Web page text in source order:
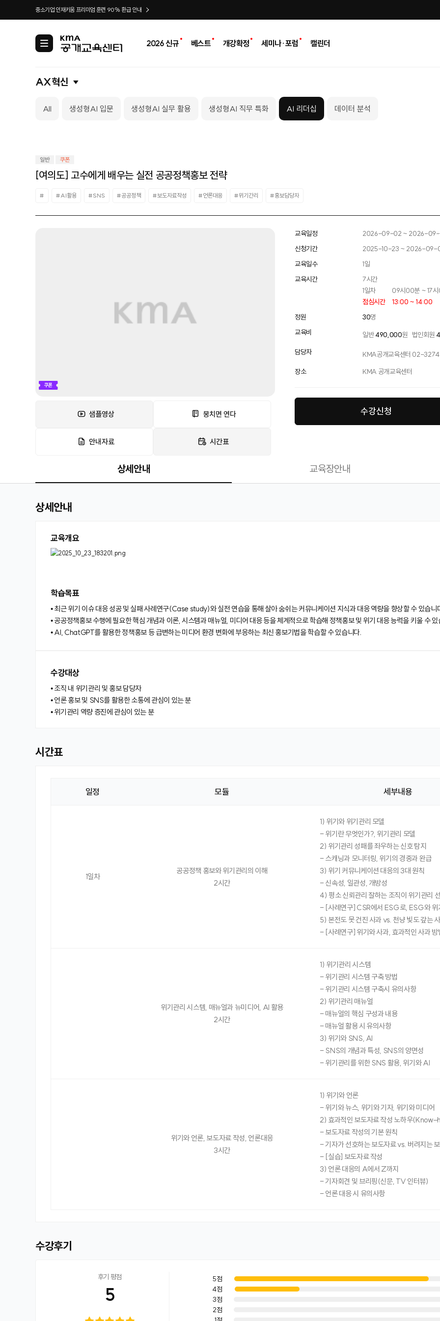
중소기업 인재키움 프리미엄 훈련 90% 환급 안내
카
테
2026 신규 베스트 개강확정 세미나·포럼 캘린더
AX혁신
All 생성형AI 입문 생성형AI 실무 활용 생성형AI 직무 특화 AI 리더십 데이터 분석
일반 쿠폰
[여의도] 고수에게 배우는 실전 공공정책홍보 전략
# #AI활용 #SNS #공공정책 #보도자료작성 #언론대응 #위기간리 #홍보담당자
쿠폰
샘플영상 뭉치면 연다
안내자료 시간표
교육일정
2026-09-02 ~ 2026-
신청기간
2025-10-23 ~ 2026-09-
교육일수
1일
교육시간
7시간
1일차
09시00분 ~ 17
점심시간
13:00 ~ 14:00
정원
30명
교육비
일반 490,000원 법인회원
담당자 KMA공개교육센터 02-
장소 KMA 공개교육센터
수강신청
상세안내 교육장안내
상세안내
교육개요
학습목표
• 최근 위기 이슈 대응 성공 및 실패 사례연구(Case study)와 실전 연습을 통해 살아 숨쉬는 커뮤니케이션 지식과 대응 역량을 향상할 수 있습니
• 공공정책홍보 수행에 필요한 핵심 개념과 이론, 시스템과 매뉴얼, 미디어 대응 등을 체계적으로 학습해 정책홍보 및 위기 대응 능력을 키울 수 있
• AI, ChatGPT를 활용한 정책홍보 등 급변하는 미디어 환경 변화에 부응하는 최신 홍보기법을 학습할 수 있습니다.
수강대상
• 조직 내 위기관리 및 홍보 담당자
• 언론 홍보 및 SNS를 활용한 소통에 관심이 있는 분
• 위기관리 역량 증진에 관심이 있는 분
시간표
일정 모듈 세부내용
1일차
공공정책 홍보와 위기관리의 이해
2시간
1) 위기와 위기관리 모델
- 위기란 무엇인가?, 위기관리 모델
2) 위기관리 성패를 좌우하는 신호 탐지
- 스캐닝과 모니터링, 위기의 경중과 완급
3) 위기 커뮤니케이션 대응의 3대 원칙
- 신속성, 일관성, 개방성
4) 평소 신뢰관리 잘하는 조직이 위기관리
- [사례연구] CSR에서 ESG로, ESG와 위
5) 본전도 못 건진 사과 vs. 천냥 빛도 갚는
- [사례연구] 위기와 사과, 효과적인 사과 방
위기관리 시스템, 매뉴얼과 뉴미디어, AI 활용
2시간
1) 위기관리 시스템
- 위기관리 시스템 구축 방법
- 위기관리 시스템 구축시 유의사항
2) 위기관리 매뉴얼
- 매뉴얼의 핵심 구성과 내용
- 매뉴얼 활용 시 유의사항
3) 위기와 SNS, AI
- SNS의 개념과 특성, SNS의 양면성
- 위기관리를 위한 SNS 활용, 위기와 AI
위기와 언론, 보도자료 작성, 언론대응
3시간
1) 위기와 언론
- 위기와 뉴스, 위기와 기자, 위기와 미디어
2) 효과적인 보도자료 작성 노하우
- 보도자료 작성의 기본 원칙
- 기자가 선호하는 보도자료 vs. 버려지는
- [실습] 보도자료 작성
3) 언론 대응의 A에서 Z까지
- 기자회견 및 브리핑(신문, TV 인터뷰)
- 언론 대응 시 유의사항
수강후기
후기 평점
5
5점
4점
3점
2점